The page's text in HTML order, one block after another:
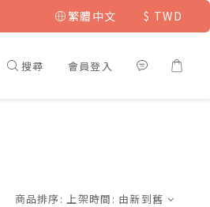
繁體中文 $ TWD
搜尋 會員登入
商品排序: 上架時間: 由新到舊